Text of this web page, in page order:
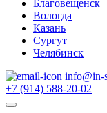
Благовещенск
Вологда
Казань
Сургут
Челябинск
info@in-
+7 (914) 588-20-02